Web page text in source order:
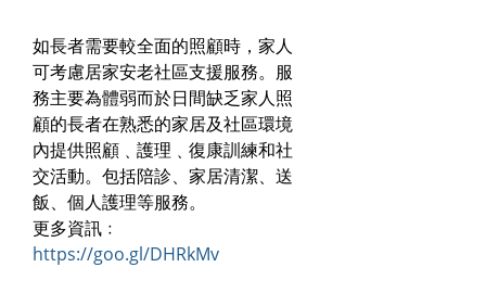
如長者需要較全面的照顧時，家人
可考慮居家安老社區支援服務。服
務主要為體弱而於日間缺乏家人照
顧的長者在熟悉的家居及社區環境
內提供照顧﹑護理﹑復康訓練和社
交活動。包括陪診、家居清潔、送
飯、個人護理等服務。
更多資訊﹕
https://goo.gl/DHRkMv